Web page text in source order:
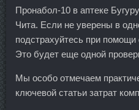
Пронабол-10 в аптеке
Чита. Если не уверены в
подстрахуйтесь при
Это будет еще одной
Мы особо отмечаем
ключевой статьи затрат